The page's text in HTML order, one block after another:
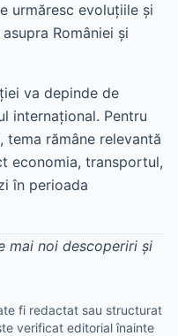
urmăresc evoluțiile și
României și
va depinde de
internațional. Pentru
rămâne relevantă
economia, transportul,
în perioada
mai noi descoperiri și
fi redactat sau structurat
verificat editorial înainte